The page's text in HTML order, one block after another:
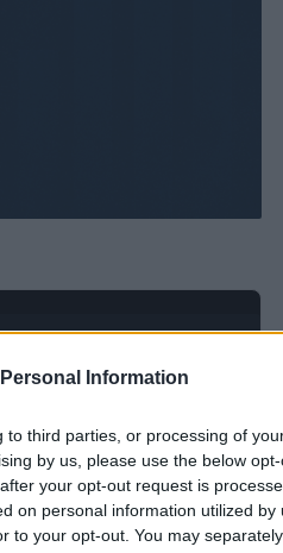
Information
third parties, or processing of
by us, please use the below
your opt-out request is
on personal information utilized by
to your opt-out. You may